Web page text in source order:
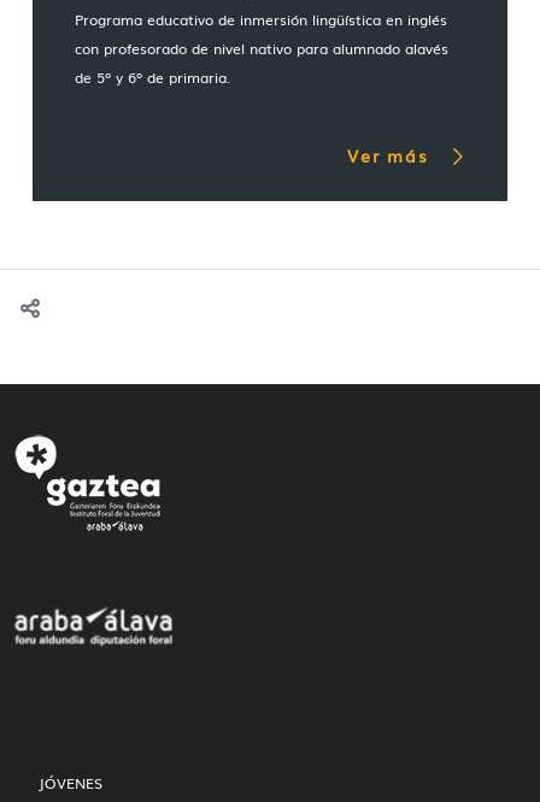
Programa educativo de inmersión lingüística en inglés
con profesorado de nivel nativo para alumnado alavés
de 5º y 6º de primaria.
Ver más
JÓVENES